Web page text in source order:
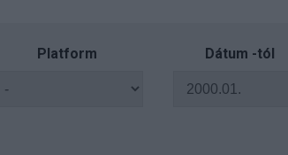
Platform Dátum -tól